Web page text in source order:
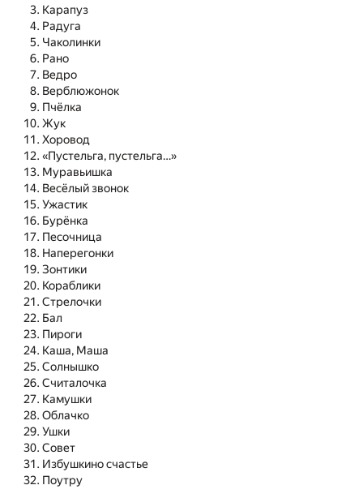
Карапуз
Радуга
Чаколинки
Рано
Ведро
Верблюжонок
Пчёлка
Жук
Хоровод
«Пустельга, пустельга…»
Муравьишка
Весёлый звонок
Ужастик
Бурёнка
Песочница
Наперегонки
Зонтики
Кораблики
Стрелочки
Бал
Пироги
Каша, Маша
Солнышко
Считалочка
Камушки
Облачко
Ушки
Совет
Избушкино счастье
Поутру